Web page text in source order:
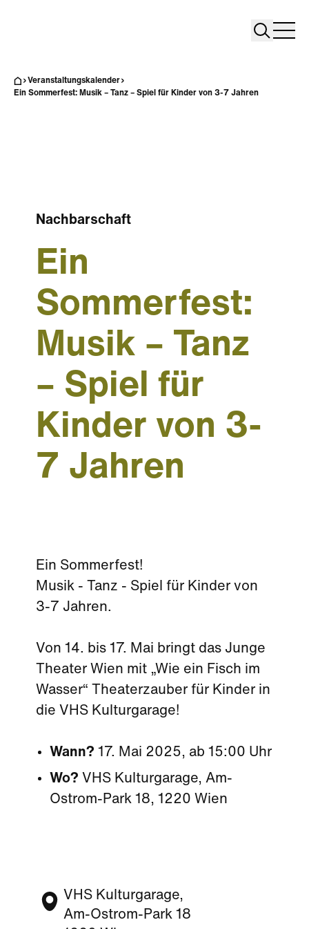
Search
Veranstaltungskalender
Ein Sommerfest: Musik – Tanz – Spiel für Kinder von 3-7 Jahren
VHS Kulturgarage,
Am-Ostrom-Park 18
Nachbarschaft
Ein
Sommerfest:
Musik – Tanz
– Spiel für
Kinder von 3-
7 Jahren
Ein Sommerfest!
Musik - Tanz - Spiel für Kinder von
3-7 Jahren.
Von 14. bis 17. Mai bringt das Junge
Theater Wien mit „Wie ein Fisch im
Wasser“ Theaterzauber für Kinder in
die VHS Kulturgarage!
Wann? 17. Mai 2025, ab 15:00 Uhr
Wo? VHS Kulturgarage, Am-
Ostrom-Park 18, 1220 Wien